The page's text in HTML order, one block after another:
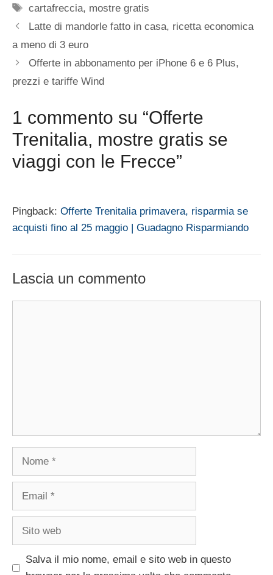
Tag
cartafreccia, mostre gratis
Latte di mandorle fatto in casa, ricetta economica
a meno di 3 euro
Offerte in abbonamento per iPhone 6 e 6 Plus,
prezzi e tariffe Wind
1 commento su “Offerte
Trenitalia, mostre gratis se
viaggi con le Frecce”
Pingback: Offerte Trenitalia primavera, risparmia se
acquisti fino al 25 maggio | Guadagno Risparmiando
Lascia un commento
Nome
Email
Sito
Salva il mio nome, email e sito web in questo